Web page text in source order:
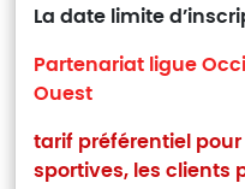
La date limite
Partenariat ligue
Ouest
tarif préférentiel
sportives, les clients